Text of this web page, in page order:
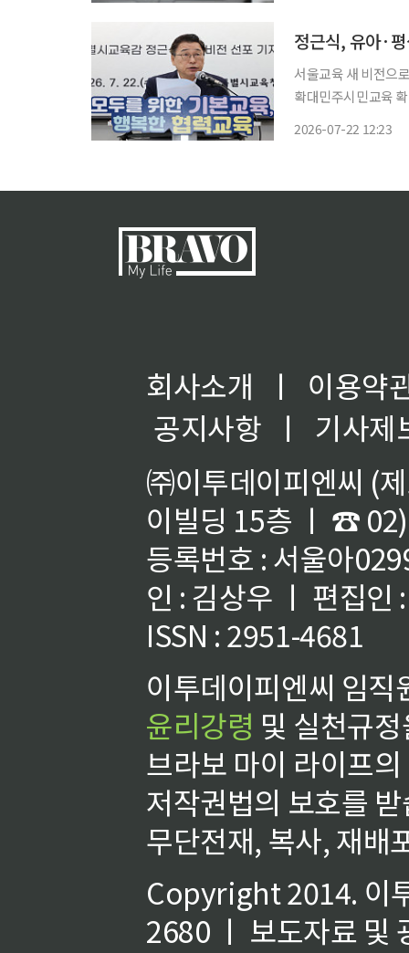
정근식, 유아·
서울교육 새 비전으
확대민주시민교육 확대⋯교권은 ‘존
2026-07-22 12:23
회사소개 ㅣ
이용약
공지사항
ㅣ
기사제
㈜이투데이피엔씨 (
이빌딩 15층 ㅣ ☎
등록번호 : 서울아
인 : 김상우 ㅣ 편집인
ISSN : 2951-4681
이투데이피엔씨 임
윤리강령 및 실천규
브라보 마이 라이프
저작권법의 보호를
무단전재, 복사, 재배
Copyright 2014. 이
2680 ㅣ 보도자료